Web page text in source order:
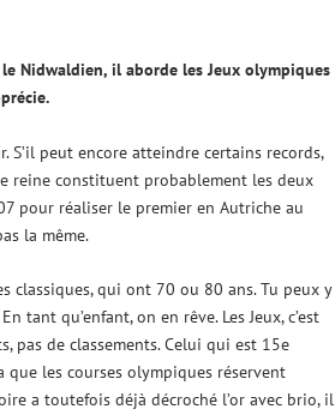
Nidwaldien, il aborde les Jeux olympiques
S’il peut encore atteindre certains records,
reine constituent probablement les deux
pour réaliser le premier en Autriche au
la même.
classiques, qui ont 70 ou 80 ans. Tu peux y
tant qu’enfant, on en rêve. Les Jeux, c’est
pas de classements. Celui qui est 15e
les courses olympiques réservent
a toutefois déjà décroché l’or avec brio, il